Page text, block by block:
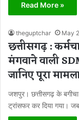
Read More »
theguptchar May
छत्तीसगढ़ :
मंगवाने वाली
जानिए पूरा
जशपुर। छत्तीसगढ़ के
ट्रांसफर कर दिया गया।